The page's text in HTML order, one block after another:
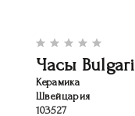
Часы Bulgari
Керамика
Швейцария
103527